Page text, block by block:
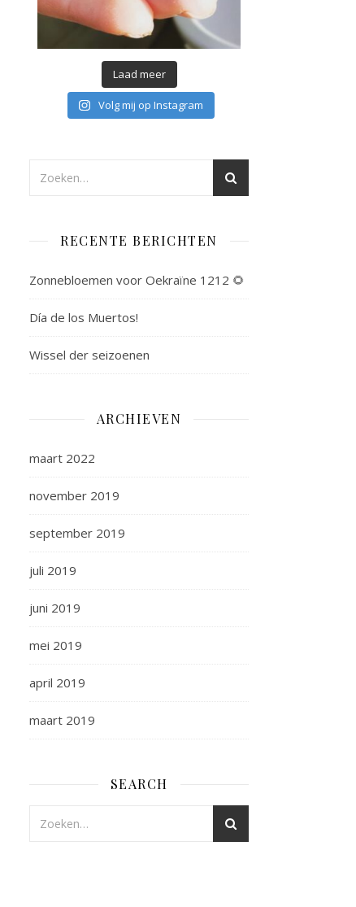
Laad meer
Volg mij op Instagram
RECENTE BERICHTEN
Zonnebloemen voor Oekraïne 1212 🌻
Día de los Muertos!
Wissel der seizoenen
ARCHIEVEN
maart 2022
november 2019
september 2019
juli 2019
juni 2019
mei 2019
april 2019
maart 2019
SEARCH